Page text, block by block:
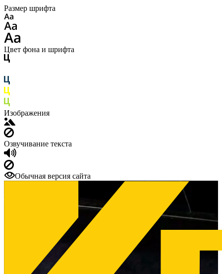
Размер шрифта
Цвет фона и шрифта
Изображения
Озвучивание текста
Обычная версия сайта